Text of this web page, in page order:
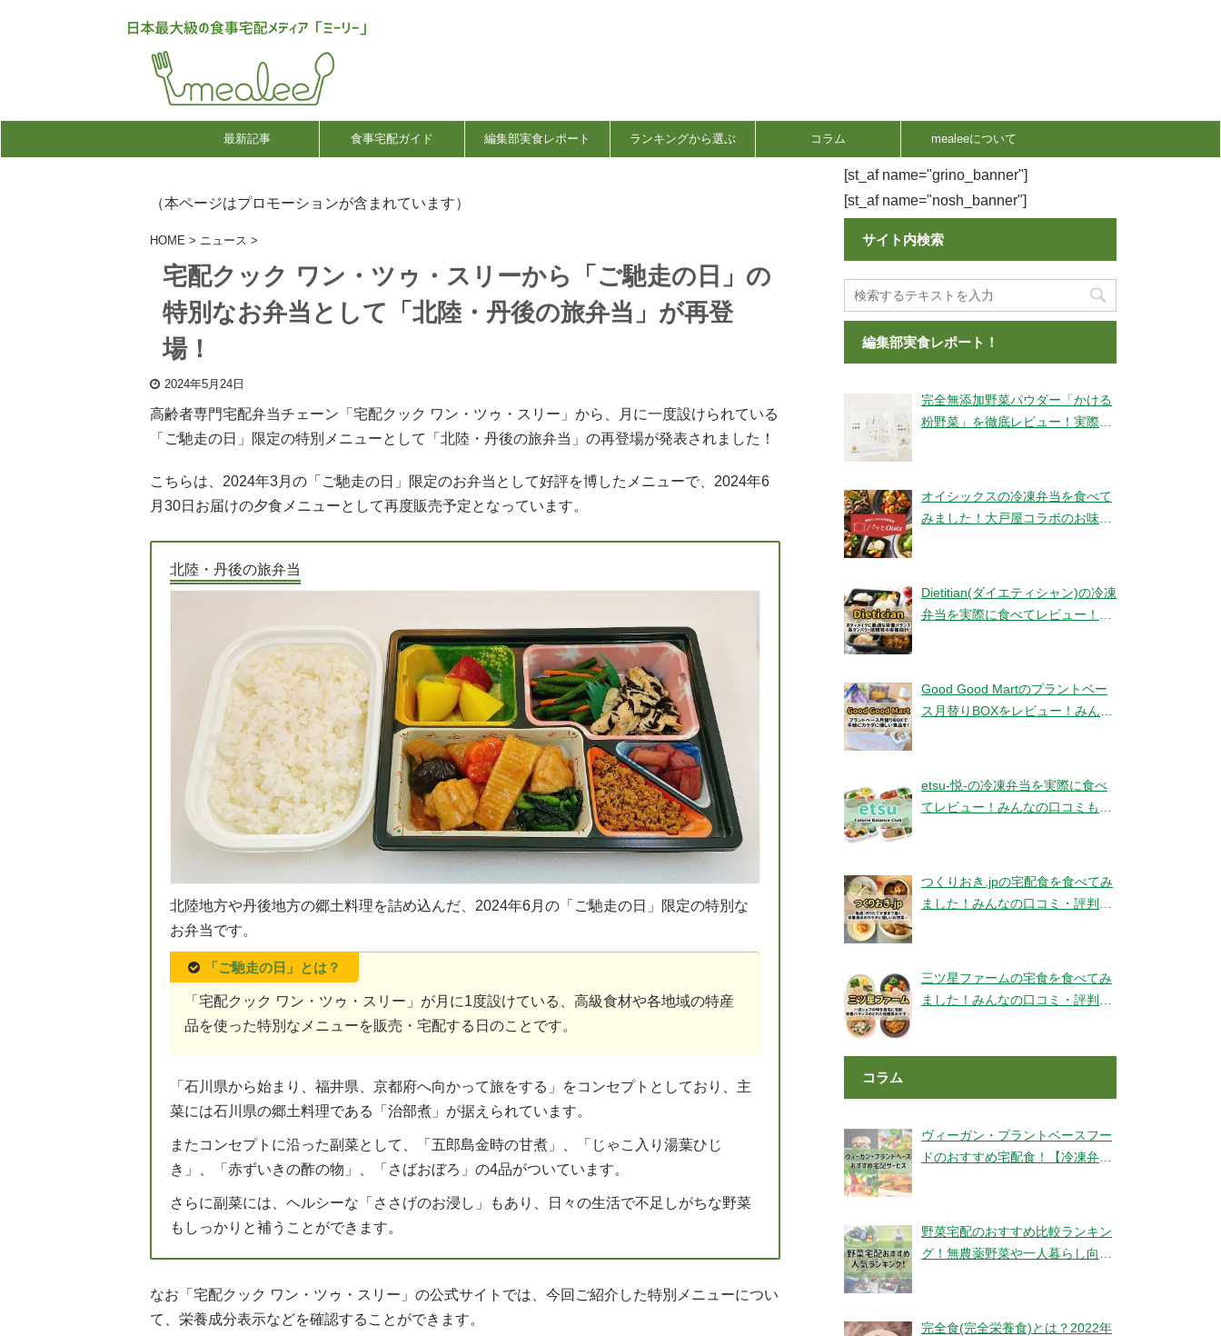
最新記事 食事宅配ガイド 編集部実食レポート ランキングから選ぶ コラム mealeeについて
（本ページはプロモーションが含まれています）
HOME > ニュース >
宅配クック ワン・ツゥ・スリーから「ご馳走の日」の
特別なお弁当として「北陸・丹後の旅弁当」が再登
場！
2024年5月24日
高齢者専門宅配弁当チェーン「宅配クック ワン・ツゥ・スリー」から、月に一度設けられている
「ご馳走の日」限定の特別メニューとして「北陸・丹後の旅弁当」の再登場が発表されました！
こちらは、2024年3月の「ご馳走の日」限定のお弁当として好評を博したメニューで、2024年6
月30日お届けの夕食メニューとして再度販売予定となっています。
北陸・丹後の旅弁当
北陸地方や丹後地方の郷土料理を詰め込んだ、2024年6月の「ご馳走の日」限定の特別な
お弁当です。
「ご馳走の日」とは？
「宅配クック ワン・ツゥ・スリー」が月に1度設けている、高級食材や各地域の特産
品を使った特別なメニューを販売・宅配する日のことです。
「石川県から始まり、福井県、京都府へ向かって旅をする」をコンセプトとしており、主
菜には石川県の郷土料理である「治部煮」が据えられています。
またコンセプトに沿った副菜として、「五郎島金時の甘煮」、「じゃこ入り湯葉ひじ
き」、「赤ずいきの酢の物」、「さばおぼろ」の4品がついています。
さらに副菜には、ヘルシーな「ささげのお浸し」もあり、日々の生活で不足しがちな野菜
もしっかりと補うことができます。
なお「宅配クック ワン・ツゥ・スリー」の公式サイトでは、今回ご紹介した特別メニューについ
て、栄養成分表示などを確認することができます。
[st_af name="grino_banner"]
[st_af name="nosh_banner"]
サイト内検索
編集部実食レポート！
完全無添加野菜パウダー「かける
粉野菜」を徹底レビュー！実際に
オイシックスの冷凍弁当を食べて
みました！大戸屋コラボのお味と
Dietitian(ダイエティシャン)の冷凍
弁当を実際に食べてレビュー！み
Good Good Martのプラントベー
ス月替りBOXをレビュー！みんな
etsu-悦-の冷凍弁当を実際に食べ
てレビュー！みんなの口コミもチ
つくりおき.jpの宅配食を食べてみ
ました！みんなの口コミ・評判も
三ツ星ファームの宅食を食べてみ
ました！みんなの口コミ・評判も
コラム
ヴィーガン・プラントベースフー
ドのおすすめ宅配食！【冷凍弁
野菜宅配のおすすめ比較ランキン
グ！無農薬野菜や一人暮らし向け
完全食(完全栄養食)とは？2022年